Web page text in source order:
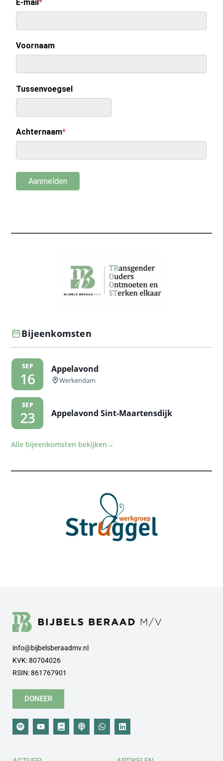
Bijeenkomsten
SEP
16
Appelavond
Werkendam
SEP
23 Appelavond Sint-Maartensdijk
Alle bijeenkomsten bekijken →
info@bijbelsberaadmv.nl
KVK: 80704026
RSIN: 861767901
DONEER